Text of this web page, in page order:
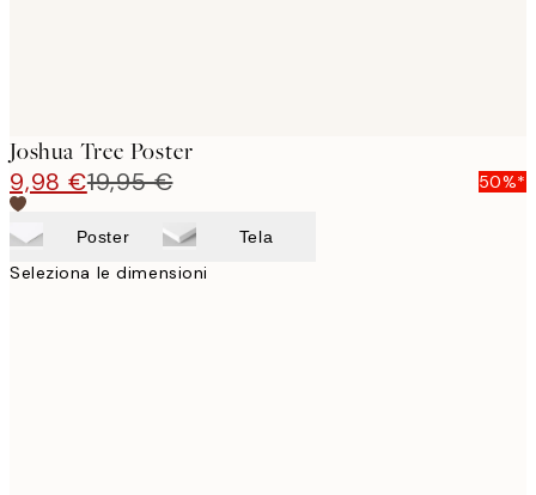
Joshua Tree Poster
9,98 €19,95 € 50%*
Poster Tela
Seleziona le dimensioni